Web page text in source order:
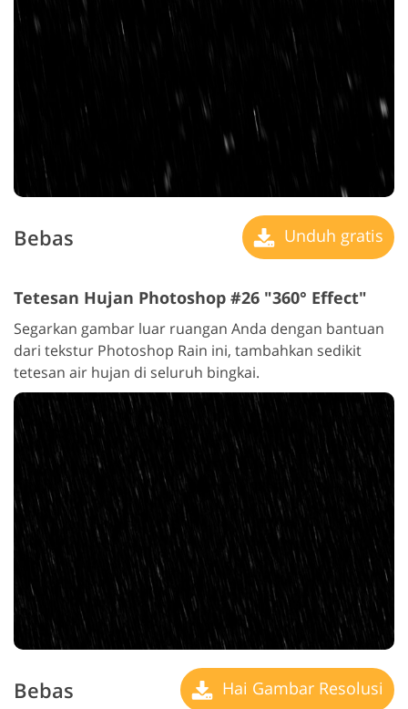
Bebas Unduh gratis
Tetesan Hujan Photoshop #26 "360° Effect"
Segarkan gambar luar ruangan Anda dengan bantuan
dari tekstur Photoshop Rain ini, tambahkan sedikit
tetesan air hujan di seluruh bingkai.
Bebas Hai Gambar Resolusi